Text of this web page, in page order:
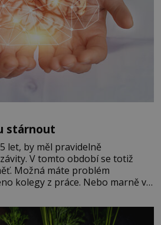
stárnout
let, by měl pravidelně
V tomto období se totiž
Možná máte problém
kolegy z práce. Nebo marně v
jako kdyby se paměť